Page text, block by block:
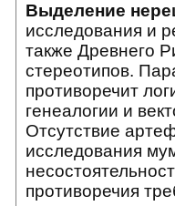
Выделение
исследования и
также Древнего
стереотипов.
противоречит
генеалогии и
Отсутствие
исследования
противоречия